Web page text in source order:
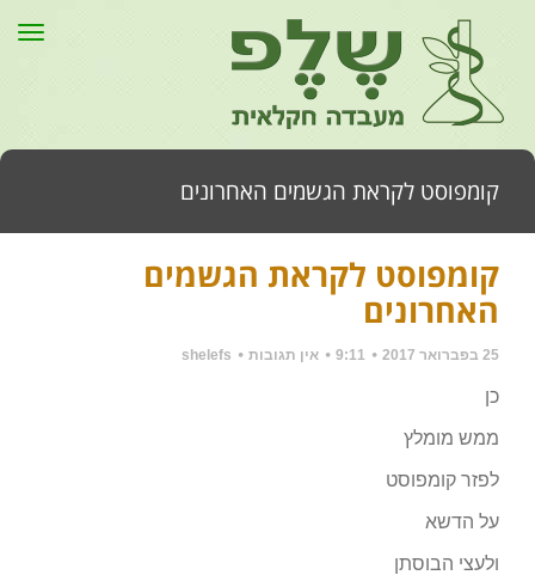
קומפוסט לקראת הגשמים האחרונים
דף הבית » כללי קומפוסט לקראת הגשמים האחרוניםקומפוסט לקראת הגשמים
האחרונים
25 בפברואר 2017 9:11 אין תגובות shelefs
כן
ממש מומלץ
לפזר קומפוסט
על הדשא
ולעצי הבוסתן